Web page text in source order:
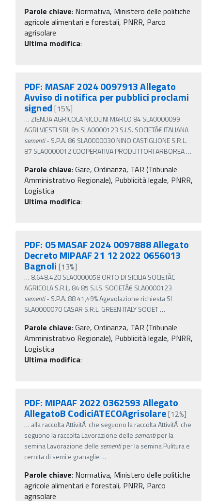
Parole chiave: Normativa, Ministero delle politiche
agricole alimentari e forestali, PNRR, Parco
agrisolare
Ultima modifica:
PDF: MASAF 2024 0097913 Allegato
Avviso di notifica per pubblici proclami
signed [15%]
… ZIENDA AGRICOLA NICOLINI MARCO 84 SLA0000099
AGRI VIESTI SRL 85 SLA0000123 S.I.S. SOCIETÃ€ ITALIANA
sementi- S.P.A. 86 SLA0000030 NINO CASTIGLIONE S.R.L.
87 SLA0000012 COOPERATIVA PRODUTTORI ARBOREA…
Parole chiave: Gare, Ordinanza, TAR (Tribunale
Amministrativo Regionale), Pubblicità legale, PNRR,
Logistica
Ultima modifica:
PDF: 05 MASAF 2024 0097888 Allegato
Decreto MIPAAF 21 12 2022 0656013
Bagnoli [13%]
… 8.648.420 SLA0000058 ORTO DI SICILIA SOCIETÃ€
AGRICOLA S.R.L. 84 85 S.I.S. SOCIETÃ€ SLA0000123
sementi- S.P.A. 88 41,49% Agevolazione richiesta SI
SLA0000070 CASAR S.R.L. GREEN ITALY SOCIET…
Parole chiave: Gare, Ordinanza, TAR (Tribunale
Amministrativo Regionale), Pubblicità legale, PNRR,
Logistica
Ultima modifica:
PDF: MIPAAF 2022 0362593 Allegato
AllegatoB CodiciATECOAgrisolare[12%]
… alla raccolta AttivitÃ che seguono la raccolta AttivitÃ che
seguono la raccolta Lavorazione delle sementiper la
semina Lavorazione delle sementiper la semina Pulitura e
cernita di semi e granaglie …
Parole chiave: Normativa, Ministero delle politiche
agricole alimentari e forestali, PNRR, Parco
agrisolare